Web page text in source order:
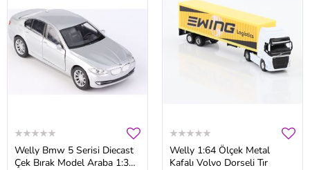
Welly Bmw 5 Serisi Diecast
Çek Bırak Model Araba 1:36
Welly 1:64 Ölçek Metal
Kafalı Volvo Dorseli Tır